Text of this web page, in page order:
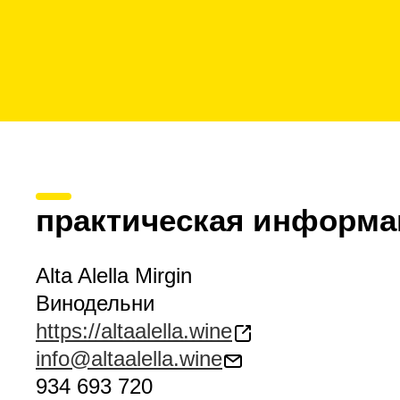
практическая
Alta Alella Mirgin
Винодельни
https://altaalella.wine
info@altaalella.wine
934 693 720